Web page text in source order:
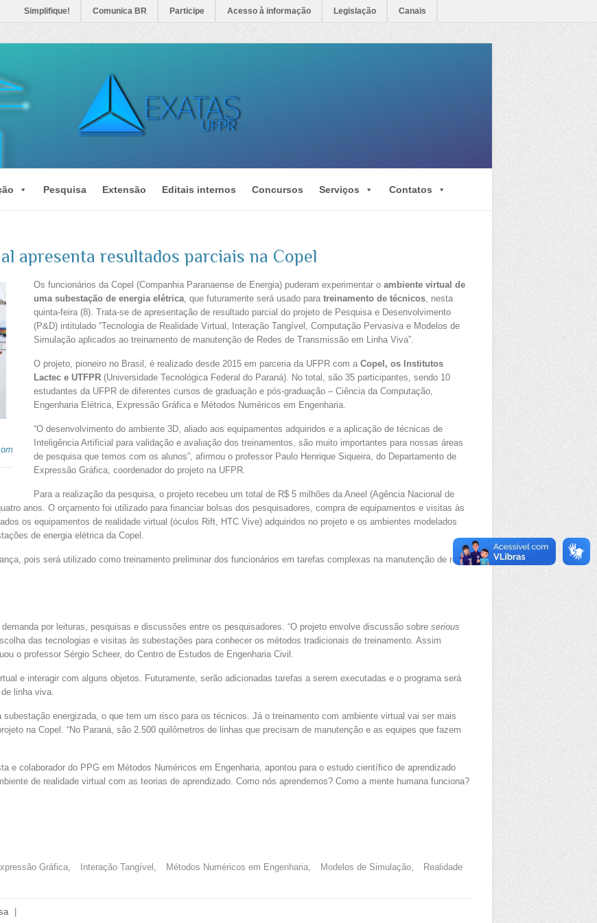
Simplifique! Comunica BR Participe Acesso à informação Legislação Canais
Pesquisa Extensão Editais internos Concursos Serviços Contatos
apresenta resultados parciais na Copel
Os funcionários da Copel (Companhia Paranaense de Energia) puderam experimentar o ambiente virtual de
uma subestação de energia elétrica , que futuramente será usado para treinamento de técnicos , nesta
quinta-feira (8). Trata-se de apresentação de resultado parcial do projeto de Pesquisa e Desenvolvimento
(P&D) intitulado “Tecnologia de Realidade Virtual, Interação Tangível, Computação Pervasiva e Modelos de
Simulação aplicados ao treinamento de manutenção de Redes de Transmissão em Linha Viva”.
O projeto, pioneiro no Brasil, é realizado desde 2015 em parceria da UFPR com a Copel, os Institutos
Lactec e UTFPR (Universidade Tecnológica Federal do Paraná). No total, são 35 participantes, sendo 10
estudantes da UFPR de diferentes cursos de graduação e pós-graduação – Ciência da Computação,
Engenharia Elétrica, Expressão Gráfica e Métodos Numéricos em Engenharia.
“O desenvolvimento do ambiente 3D, aliado aos equipamentos adquiridos e a aplicação de técnicas de
Inteligência Artificial para validação e avaliação dos treinamentos, são muito importantes para nossas áreas
de pesquisa que temos com os alunos”, afirmou o professor Paulo Henrique Siqueira, do Departamento de
Expressão Gráfica, coordenador do projeto na UFPR.
Para a realização da pesquisa, o projeto recebeu um total de R$ 5 milhões da Aneel (Agência Nacional de
anos. O orçamento foi utilizado para financiar bolsas dos pesquisadores, compra de equipamentos e visitas às
os equipamentos de realidade virtual (óculos Rift, HTC Vive) adquiridos no projeto e os ambientes modelados
de energia elétrica da Copel.
pois será utilizado como treinamento preliminar dos funcionários em tarefas complexas na manutenção de rede
por leituras, pesquisas e discussões entre os pesquisadores. “O projeto envolve discussão sobre serious
das tecnologias e visitas às subestações para conhecer os métodos tradicionais de treinamento. Assim
o professor Sérgio Scheer, do Centro de Estudos de Engenharia Civil.
e interagir com alguns objetos. Futuramente, serão adicionadas tarefas a serem executadas e o programa será
linha viva.
energizada, o que tem um risco para os técnicos. Já o treinamento com ambiente virtual vai ser mais
na Copel. “No Paraná, são 2.500 quilômetros de linhas que precisam de manutenção e as equipes que fazem
e colaborador do PPG em Métodos Numéricos em Engenharia, apontou para o estudo científico de aprendizado
de realidade virtual com as teorias de aprendizado. Como nós aprendemos? Como a mente humana funciona?
Gráfica Interação Tangível Métodos Numéricos em Engenharia Modelos de Simulação
Realidade
|